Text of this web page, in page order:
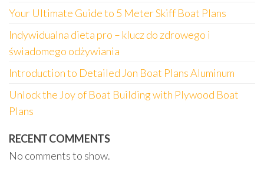
Your Ultimate Guide to 5 Meter Skiff Boat Plans
Indywidualna dieta pro – klucz do zdrowego i
świadomego odżywiania
Introduction to Detailed Jon Boat Plans Aluminum
Unlock the Joy of Boat Building with Plywood Boat
Plans
RECENT COMMENTS
No comments to show.